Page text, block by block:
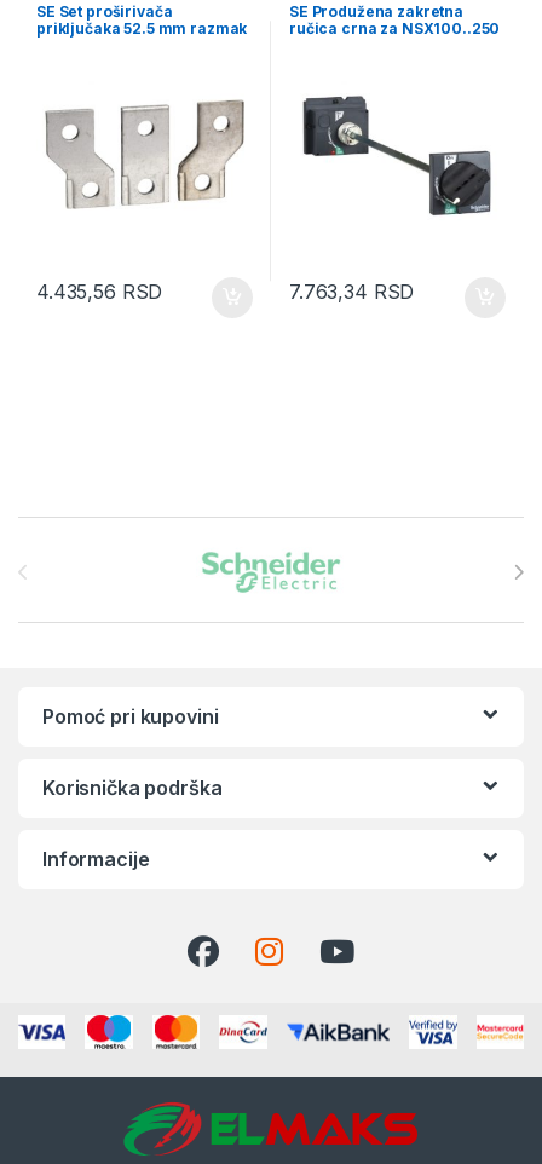
SE Set proširivača
priključaka 52.5 mm razmak
4.435,56 RSD
SE Produžena zakretna
ručica crna za NSX100..250
7.763,34 RSD
Pomoć pri kupovini
Korisnička podrška
Informacije